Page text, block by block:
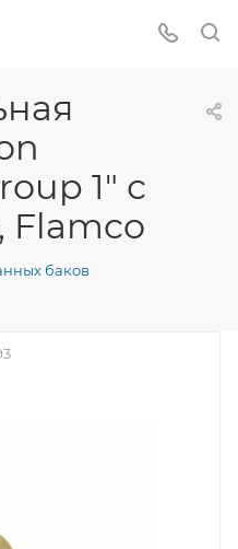
1" с
Flamco
баков